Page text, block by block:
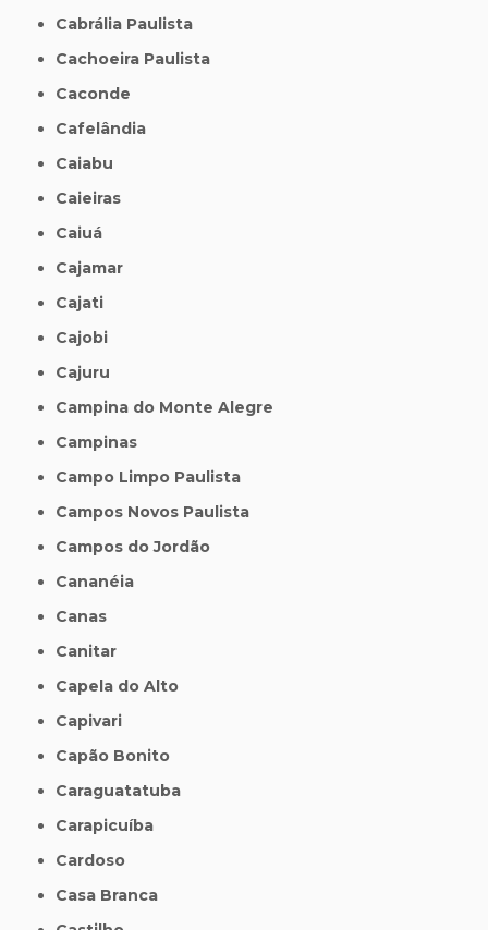
Cabrália Paulista
Cachoeira Paulista
Caconde
Cafelândia
Caiabu
Caieiras
Caiuá
Cajamar
Cajati
Cajobi
Cajuru
Campina do Monte Alegre
Campinas
Campo Limpo Paulista
Campos Novos Paulista
Campos do Jordão
Cananéia
Canas
Canitar
Capela do Alto
Capivari
Capão Bonito
Caraguatatuba
Carapicuíba
Cardoso
Casa Branca